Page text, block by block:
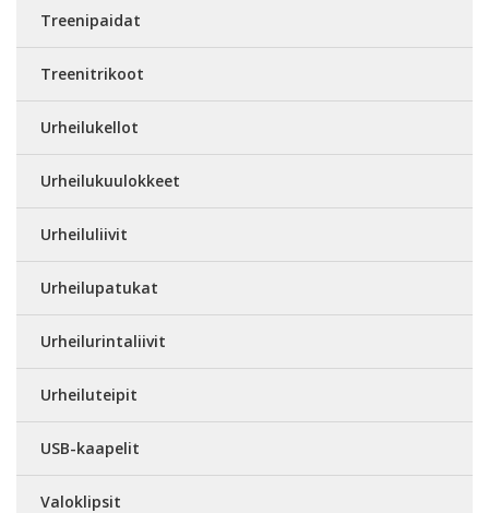
Treenipaidat
Treenitrikoot
Urheilukellot
Urheilukuulokkeet
Urheiluliivit
Urheilupatukat
Urheilurintaliivit
Urheiluteipit
USB-kaapelit
Valoklipsit